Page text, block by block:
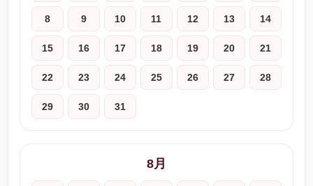
8 9 10 11 12 13 14
15 16 17 18 19 20 21
22 23 24 25 26 27 28
29 30 31
8月